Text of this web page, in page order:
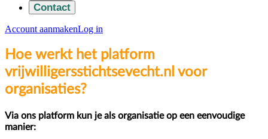
Contact
Account aanmakenLog in
Hoe werkt het platform
vrijwilligersstichtsevecht.nl voor
organisaties?
Via ons platform kun je als organisatie op een eenvoudige
manier: